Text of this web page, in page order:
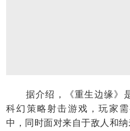
据介绍，《重生边缘》
科幻策略射击游戏，玩家
中，同时面对来自于敌人和纳